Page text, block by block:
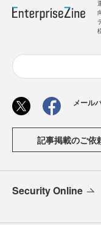
メール
記事掲載のご依
Security Online